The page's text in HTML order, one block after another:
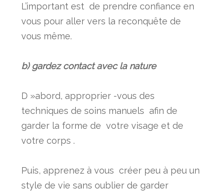
L’important est de prendre confiance en
vous pour aller vers la reconquête de
vous même.
b) gardez contact avec la nature
D »abord, approprier -vous des
techniques de soins manuels afin de
garder la forme de votre visage et de
votre corps .
Puis, apprenez à vous créer peu à peu un
style de vie sans oublier de garder